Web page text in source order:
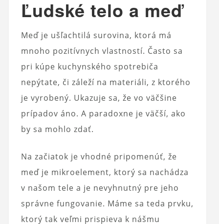
Ľudské telo a meď
Meď je ušľachtilá surovina, ktorá má
mnoho pozitívnych vlastností. Často sa
pri kúpe kuchynského spotrebiča
nepýtate, či záleží na materiáli, z ktorého
je vyrobený. Ukazuje sa, že vo väčšine
prípadov áno. A paradoxne je väčší, ako
by sa mohlo zdať.
Na začiatok je vhodné pripomenúť, že
meď je mikroelement, ktorý sa nachádza
v našom tele a je nevyhnutný pre jeho
správne fungovanie. Máme sa teda prvku,
ktorý tak veľmi prispieva k nášmu